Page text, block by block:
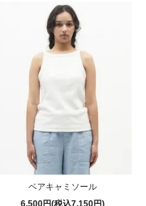
ベアキャミソール
6,500円(税込7,150円)